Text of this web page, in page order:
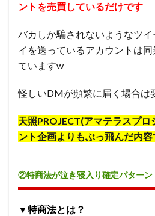
ントを売買しているだけです
バカしか騙されないようなツ
イを送っているアカウントは
ていますw
怪しいDMが頻繁に届く場合は
天照PROJECT(アマテラスプ
ント企画よりもぶっ飛んだ内
②特商法が泣き寝入り確定パターン
▼特商法とは？